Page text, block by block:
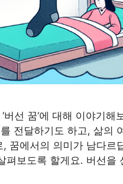
선 꿈’에 대해 이야기해
전달하기도 하고, 삶의
꿈에서의 의미가 남다르
펴보도록 할게요. 버선